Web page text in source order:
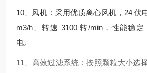
10、风机：采用优质离心风机，24 伏
m3/h、转速 3100 转/min，性能稳
电。
11、高效过滤系统：按照颗粒大小选